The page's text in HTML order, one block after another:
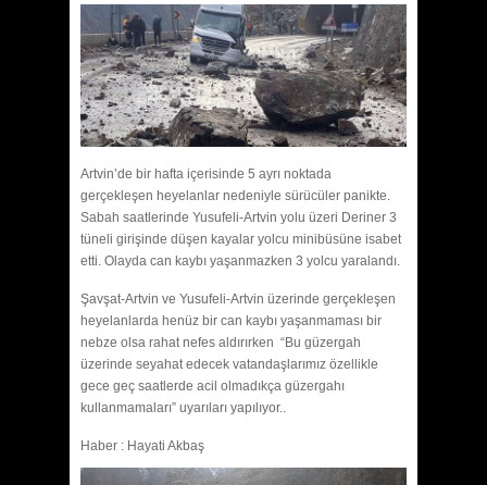
Artvin’de bir hafta içerisinde 5 ayrı noktada
gerçekleşen heyelanlar nedeniyle sürücüler panikte.
Sabah saatlerinde Yusufeli-Artvin yolu üzeri Deriner 3
tüneli girişinde düşen kayalar yolcu minibüsüne isabet
etti. Olayda can kaybı yaşanmazken 3 yolcu yaralandı.
Şavşat-Artvin ve Yusufeli-Artvin üzerinde gerçekleşen
heyelanlarda henüz bir can kaybı yaşanmaması bir
nebze olsa rahat nefes aldırırken “Bu güzergah
üzerinde seyahat edecek vatandaşlarımız özellikle
gece geç saatlerde acil olmadıkça güzergahı
kullanmamaları” uyarıları yapılıyor..
Haber : Hayati Akbaş